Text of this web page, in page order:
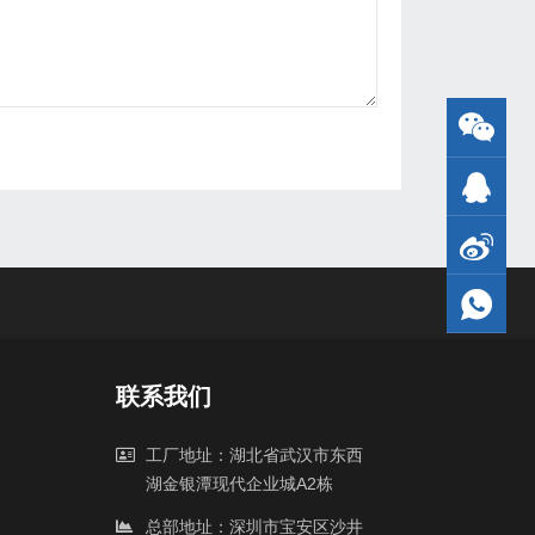
联系我们
工厂地址：湖北省武汉市东西
湖金银潭现代企业城A2栋
总部地址：深圳市宝安区沙井